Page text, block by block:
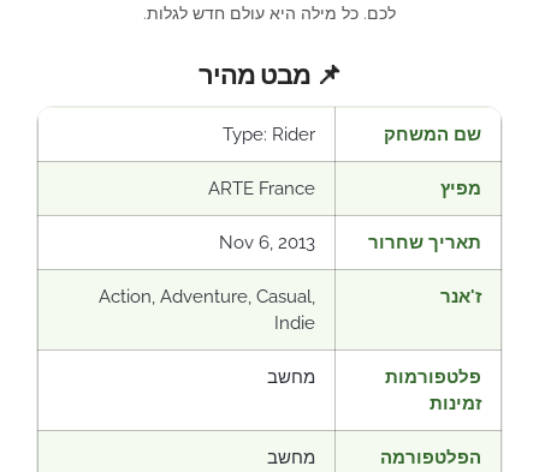
לכם. כל מילה היא עולם חדש לגלות.
📌 מבט מהיר
שם המשחק Type: Rider
מפיץ ARTE France
תאריך שחרור Nov 6, 2013
ז'אנר
Action, Adventure, Casual,
Indie
פלטפורמות
זמינות
מחשב
הפלטפורמה
מחשב